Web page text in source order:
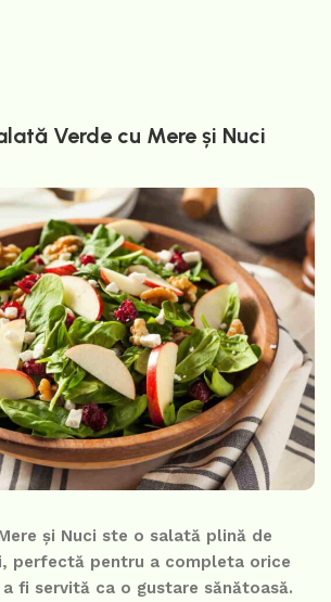
Verde cu Mere și Nuci
și Nuci ste o salată plină de
perfectă pentru a completa orice
fi servită ca o gustare sănătoasă.